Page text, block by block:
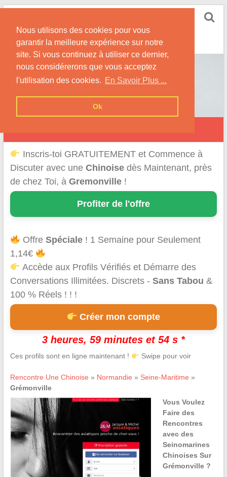
Nous utilisons des cookies pour vous
garantir la meilleure expérience sur notre
site. Si vous continuez à utiliser ce dernier,
nous considérerons que vous acceptez
l'utilisation des cookies. En Savoir Plus ...
Ok
Skip
content
Nos Conseils pour Rencontrer Une Femme
Originaire de Chine !
Inscris-toi GRATUITEMENT et Commence à
Discuter avec une Chinoisedès Maintenant, près
de chez Toi, à Gremonville!
Profiter de l'offre
OffreSpéciale ! 1 Semaine pour Seulement
1,14€
Accède aux Profils Vérifiés et Démarre des
Conversations Illimitées. Discrets - Sans Tabou &
100 % Réels ! ! !
Créer mon compte
3 heures, 59 minutes et 54 s *
Ces profils sont en ligne maintenant ! Swipe pour voir
Rencontre Une Chinoise » Normandie » Seine-Maritime »
Grémonville
Vous Voulez
Faire des
Rencontres
avec des
Seinomarines
Chinoises Sur
Grémonville ?